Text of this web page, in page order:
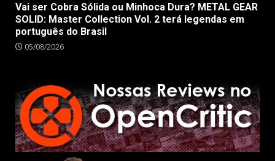
Vai ser Cobra Sólida ou Minhoca Dura? METAL GEAR
SOLID: Master Collection Vol. 2 terá legendas em
português do Brasil
05/08/2026